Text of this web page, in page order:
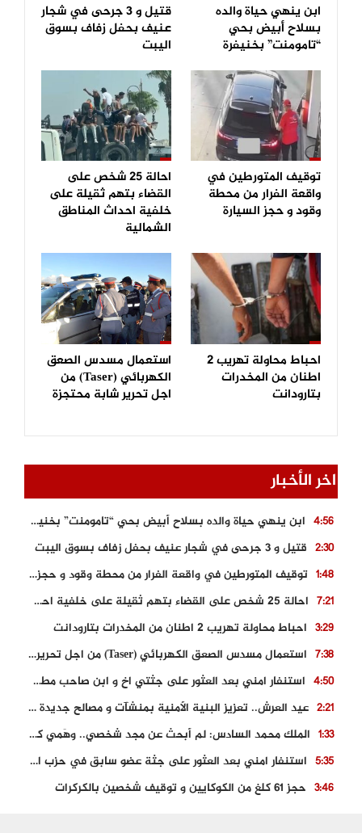
ابن ينهي حياة والده
بسلاح أبيض بحي
“تامومنت” بخنيفرة
قتيل و 3 جرحى في شجار
عنيف بحفل زفاف بسوق
اليبت
توقيف المتورطين في
واقعة الفرار من محطة
وقود و حجز السيارة
احالة 25 شخص على
القضاء بتهم ثقيلة على
خلفية احداث المناطق
الشمالية
احباط محاولة تهريب 2
اطنان من المخدرات
بتارودانت
استعمال مسدس الصعق
الكهربائي (Taser) من
اجل تحرير شابة محتجزة
اخر الأخبار
4:56
ابن ينهي حياة والده بسلاح أبيض بحي “تامومنت” بخنيفرة
2:30 قتيل و 3 جرحى في شجار عنيف بحفل زفاف بسوق اليبت
1:48
توقيف المتورطين في واقعة الفرار من محطة وقود و حجز السيارة
7:21
احالة 25 شخص على القضاء بتهم ثقيلة على خلفية احداث المناطق الشمالية
3:29 احباط محاولة تهريب 2 اطنان من المخدرات بتارودانت
7:38
استعمال مسدس الصعق الكهربائي (Taser) من اجل تحرير شابة محتجزة
4:50
استنفار امني بعد العثور على جثتي اخ و ابن صاحب مطعم اسماك مشهور بطنجة
2:21
عيد العرش.. تعزيز البنية الأمنية بمنشآت و مصالح جديدة بكل من الحسيمة – فاس و الناظور
1:33
الملك محمد السادس: لم أبحث عن مجد شخصي.. وهَمي كرامة المغاربة
5:35
استنفار امني بعد العثور على جثة عضو سابق في حزب المصباح بالقنيطرة..
3:46 حجز 61 كلغ من الكوكايين و توقيف شخصين بالكركرات